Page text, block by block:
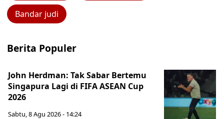
Bandar judi
Berita Populer
John Herdman: Tak Sabar Bertemu
Singapura Lagi di FIFA ASEAN Cup
2026
Sabtu, 8 Agu 2026 - 14:24